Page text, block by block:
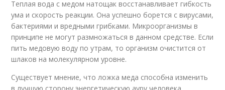
Теплая вода с медом натощак восстанавливает гибкость
ума и скорость реакции. Она успешно борется с вирусами,
бактериями и вредными грибками. Микроорганизмы в
принципе не могут размножаться в данном средстве. Если
пить медовую воду по утрам, то организм очистится от
шлаков на молекулярном уровне.
Существует мнение, что ложка меда способна изменить